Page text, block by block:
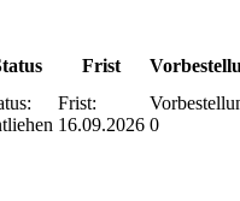
Frist
Frist:
16.09.2026 0